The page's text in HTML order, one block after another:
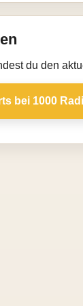
du den
bei 1000